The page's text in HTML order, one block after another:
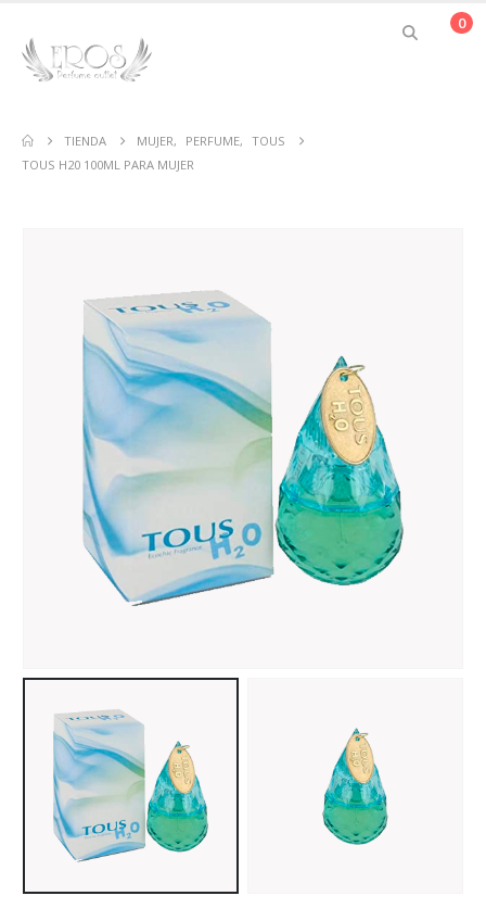
0
TIENDA MUJER, PERFUME,
TOUS
TOUS H20 100ML PARA MUJER